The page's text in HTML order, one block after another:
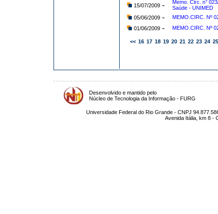
15/07/2009-
Memo. Circ. n°
Saúde - UNIMED
05/06/2009-
MEMO.CIRC. Nº
01/06/2009- MEMO.CIRC. Nº
<< 16 17 18 19 20 21 22 23 24 25
Desenvolvido e mantido pelo
Núcleo de Tecnologia da Informação - FURG
Universidade Federal do Rio Grande - CNPJ
Avenida Itália, km 8 -